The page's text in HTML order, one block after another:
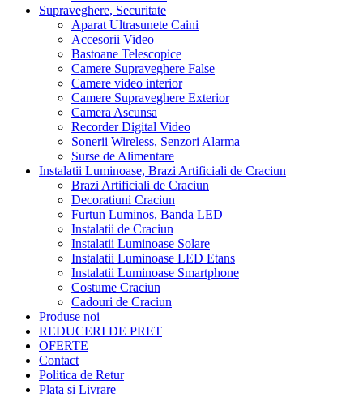
Supraveghere, Securitate
Aparat Ultrasunete Caini
Accesorii Video
Bastoane Telescopice
Camere Supraveghere False
Camere video interior
Camere Supraveghere Exterior
Camera Ascunsa
Recorder Digital Video
Sonerii Wireless, Senzori Alarma
Surse de Alimentare
Instalatii Luminoase, Brazi Artificiali de Craciun
Brazi Artificiali de Craciun
Decoratiuni Craciun
Furtun Luminos, Banda LED
Instalatii de Craciun
Instalatii Luminoase Solare
Instalatii Luminoase LED Etans
Instalatii Luminoase Smartphone
Costume Craciun
Cadouri de Craciun
Produse noi
REDUCERI DE PRET
OFERTE
Contact
Politica de Retur
Plata si Livrare